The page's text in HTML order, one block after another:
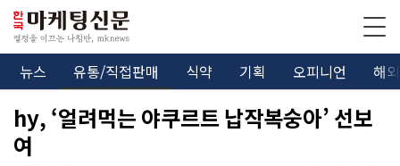
뉴스 유통/직접판매 식약 기획 오피니언 해외
hy, ‘얼려먹는 야쿠르트 납작복숭아’ 선보
여